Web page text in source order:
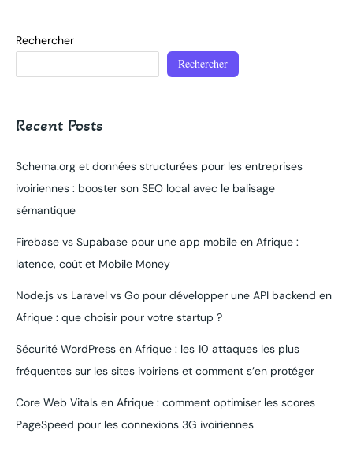
Rechercher
Rechercher
Recent Posts
Schema.org et données structurées pour les entreprises
ivoiriennes : booster son SEO local avec le balisage
sémantique
Firebase vs Supabase pour une app mobile en Afrique :
latence, coût et Mobile Money
Node.js vs Laravel vs Go pour développer une API backend en
Afrique : que choisir pour votre startup ?
Sécurité WordPress en Afrique : les 10 attaques les plus
fréquentes sur les sites ivoiriens et comment s’en protéger
Core Web Vitals en Afrique : comment optimiser les scores
PageSpeed pour les connexions 3G ivoiriennes